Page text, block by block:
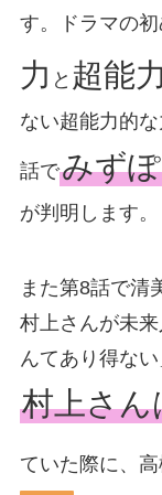
す。ドラマの
力 と 超能力
ない超能力的
話でみず
が判明します。
また第8話で清
村上さんが未
んてあり得な
村上さん
ていた際に、